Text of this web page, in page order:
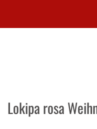
Lokipa rosa